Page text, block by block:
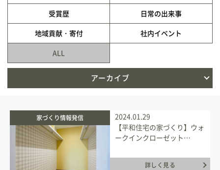
イベント情報
受賞歴
日常の出来事
地域貢献・寄付
社内イベント
ALL
アーカイブ
家づくり情報発信
2024.01.29
【平和住宅の家づくり】ウォ
ークインクローゼット…
詳しく見る